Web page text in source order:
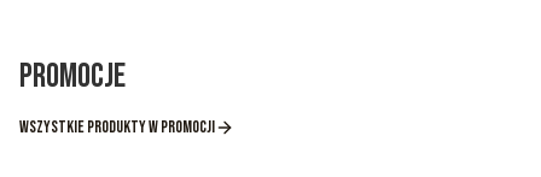
Promocje
Wszystkie produkty w promocji